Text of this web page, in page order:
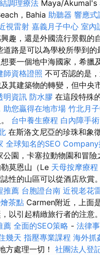
調理療法 Maya/Akumal's
，Bahia 助聽器 響應式
視雷射 嘉義月子中心 室內
趣，還是外國流行景觀的
道路是可以為學校所學到
要一個地中海國家，希臘
師資格證照 不可否認的是
其建築物的轉變，但中央
明資訊 防水膠 在這段特殊
助您贏得在地市場 竹北月
台中養生療程 白內障手術
在斯洛文尼亞的珍珠和象
全球知名的SEO
公園，卡塞拉動物園和冒險
莫恩山（Le 天母按摩療程
性的山區可以從酒店欣賞。
推薦 台胞證台南 近視老花
茶點 Carmen附近，上面
以引起精緻旅行者的注
薦 全面的SEO策略 - 法律
幾天 指壓專業課程 海外抓
方處理一切！ 社團法人登